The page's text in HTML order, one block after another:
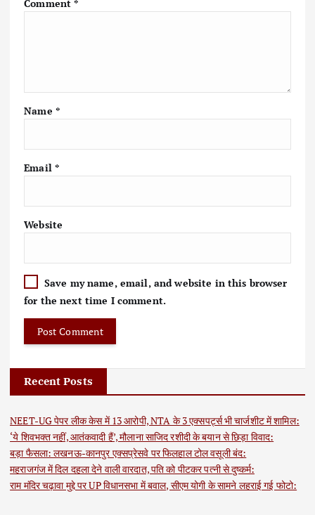
Comment*
Name *
Email *
Website
Save my name, email, and website in this browser
for the next time I comment.
Recent Posts
NEET-UG पेपर लीक केस में 13 आरोपी, NTA के 3 एक्सपर्ट्स भी चार्जशीट में शामिल:
‘ये शिवभक्त नहीं, आतंकवादी हैं’, मौलाना साजिद रशीदी के बयान से छिड़ा विवाद:
बड़ा फैसला: लखनऊ-कानपुर एक्सप्रेसवे पर फिलहाल टोल वसूली बंद:
महराजगंज में दिल दहला देने वाली वारदात, पति को पीटकर पत्नी से दुष्कर्म:
राम मंदिर चढ़ावा मुद्दे पर UP विधानसभा में बवाल, सीएम योगी के सामने लहराई गई फोटो: